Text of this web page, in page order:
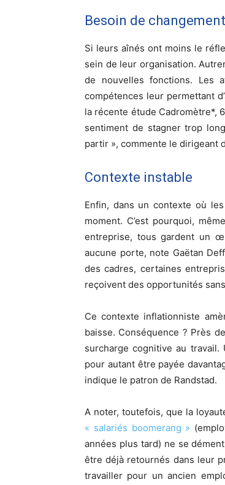
Besoin de changement
Si leurs aînés ont moins le
sein de leur organisation.
de nouvelles fonctions. Les
compétences leur permettant
la récente étude Cadromètre*,
sentiment de stagner trop
partir », commente le dirigeant
Contexte instable
Enfin, dans un contexte où
moment. C’est pourquoi,
entreprise, tous gardent un
aucune porte, note Gaëtan
des cadres, certaines
reçoivent des opportunités
Ce contexte inflationniste
baisse. Conséquence ? Près
surcharge cognitive au
pour autant être payée
indique le patron de Randstad.
A noter, toutefois, que la
« salariés boomerang »
années plus tard) ne se
être déjà retournés dans leur
travailler pour un ancien